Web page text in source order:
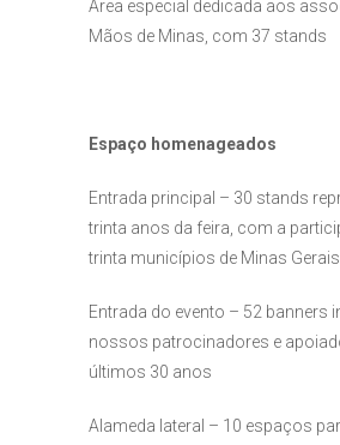
Área especial dedicada aos
Mãos de Minas, com 37 stands
Espaço homenageados
Entrada principal – 30 stands
trinta anos da feira, com a
trinta municípios de Minas
Entrada do evento – 52 banners
nossos patrocinadores e
últimos 30 anos
Alameda lateral – 10 espaços